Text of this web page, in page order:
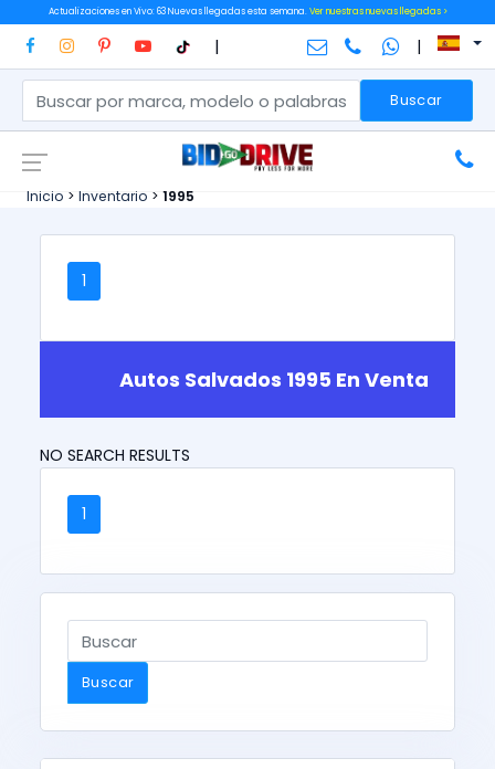
Actualizaciones en Vivo: 63 Nuevas llegadas esta semana.Ver nuestras nuevas llegadas >
| |
Buscar
Inicio > Inventario > 1995
1
Autos Salvados 1995 En Venta
NO SEARCH RESULTS
1
Buscar